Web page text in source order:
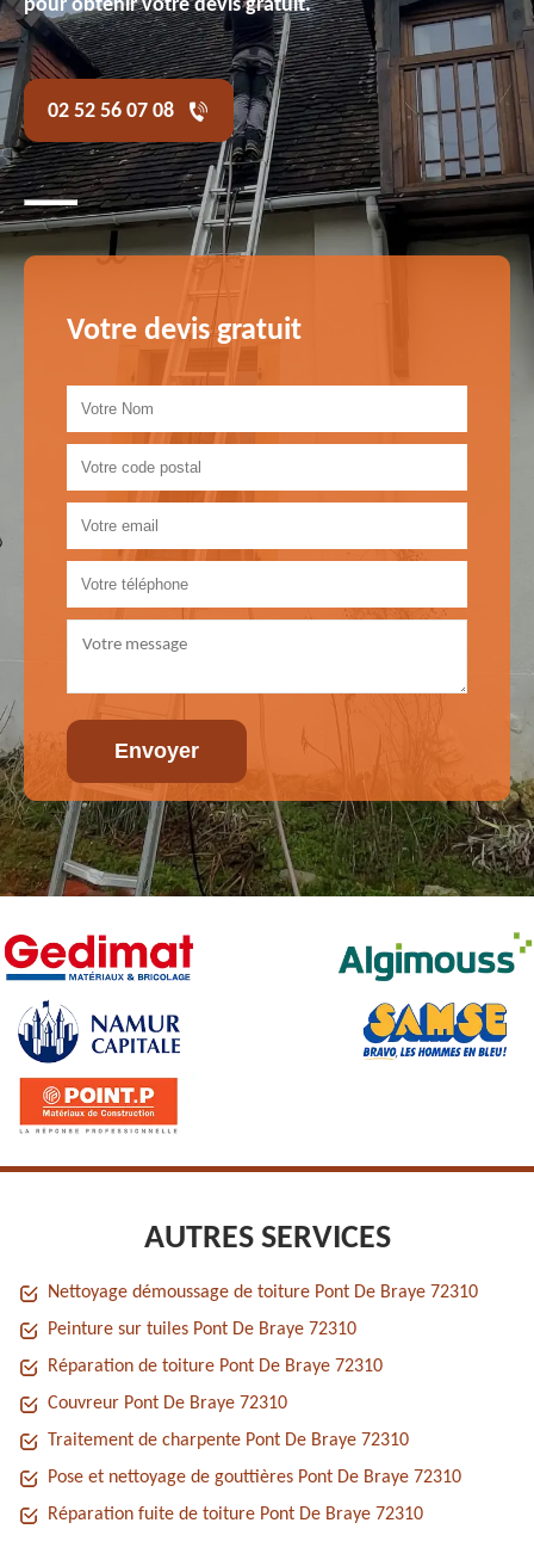
pour obtenir votre devis gratuit.
02 52 56 07 08
Votre devis gratuit
AUTRES SERVICES
Nettoyage démoussage de toiture Pont De Braye 72310
Peinture sur tuiles Pont De Braye 72310
Réparation de toiture Pont De Braye 72310
Couvreur Pont De Braye 72310
Traitement de charpente Pont De Braye 72310
Pose et nettoyage de gouttières Pont De Braye 72310
Réparation fuite de toiture Pont De Braye 72310